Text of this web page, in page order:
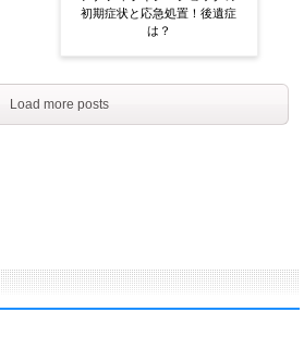
初期症状と応急処置！後遺症
は？
Load more posts